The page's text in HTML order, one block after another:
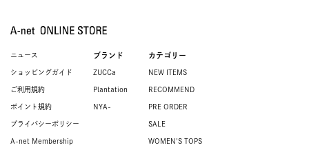
ニュース
ショッピングガイド
ご利用規約
ポイント規約
プライバシーポリシー
A-net Membership
ブランド
ZUCCa
Plantation
NYA-
カテゴリー
NEW ITEMS
RECOMMEND
PRE ORDER
SALE
WOMEN'S TOPS